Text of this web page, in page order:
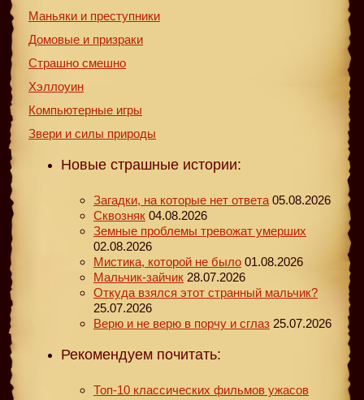
Маньяки и преступники
Домовые и призраки
Страшно смешно
Хэллоуин
Компьютерные игры
Звери и силы природы
Новые страшные истории:
Загадки, на которые нет ответа 05.08.2026
Сквозняк 04.08.2026
Земные проблемы тревожат умерших
02.08.2026
Мистика, которой не было 01.08.2026
Мальчик-зайчик 28.07.2026
Откуда взялся этот странный мальчик?
25.07.2026
Верю и не верю в порчу и сглаз 25.07.2026
Рекомендуем почитать:
Топ-10 классических фильмов ужасов